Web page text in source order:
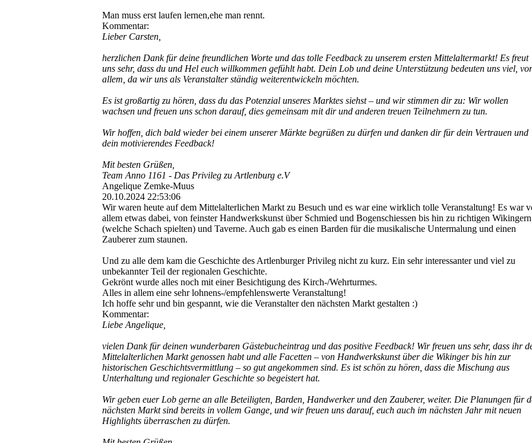
Man muss erst laufen lernen,ehe man rennt.
Kommentar:
Lieber Carsten,
herzlichen Dank für deine freundlichen Worte und das tolle Feedback zu unserem ersten Mittelaltermarkt! Es freut
uns sehr, dass du und Hel euch willkommen gefühlt habt. Dein Lob und deine Unterstützung bedeuten uns viel, vor
allem, da wir uns als Veranstalter ständig weiterentwickeln möchten.
Es ist großartig zu hören, dass du das Potenzial unseres Marktes siehst – und wir stimmen dir zu: Wir wollen
wachsen und freuen uns schon darauf, dies gemeinsam mit dir und anderen treuen Teilnehmern zu tun.
Wir hoffen, dich bald wieder bei einem unserer Märkte begrüßen zu dürfen und danken dir für dein Vertrauen und
dein motivierendes Feedback!
Mit besten Grüßen,
Team Anno 1161 - Das Privileg zu Artlenburg e.V
Angelique Zemke-Muus
20.10.2024 22:53:06
Wir waren heute auf dem Mittelalterlichen Markt zu Besuch und es war eine wirklich tolle Veranstaltung! Es war
allem etwas dabei, von feinster Handwerkskunst über Schmied und Bogenschiessen bis hin zu richtigen Wikingern
(welche Schach spielten) und Taverne. Auch gab es einen Barden für die musikalische Untermalung und einen
Zauberer zum staunen.
Und zu alle dem kam die Geschichte des Artlenburger Privileg nicht zu kurz. Ein sehr interessanter und viel zu
unbekannter Teil der regionalen Geschichte.
Gekrönt wurde alles noch mit einer Besichtigung des Kirch-/Wehrturmes.
Alles in allem eine sehr lohnens-­/empfehlenswerte Veranstaltung!
Ich hoffe sehr und bin gespannt, wie die Veranstalter den nächsten Markt gestalten :)
Kommentar:
Liebe Angelique,
vielen Dank für deinen wunderbaren Gästebucheintrag und das positive Feedback! Wir freuen uns sehr, dass ihr
Mittelalterlichen Markt genossen habt und alle Facetten – von Handwerkskunst über die Wikinger bis hin zur
historischen Geschichtsvermittlung – so gut angekommen sind. Es ist schön zu hören, dass die Mischung aus
Unterhaltung und regionaler Geschichte so begeistert hat.
Wir geben euer Lob gerne an alle Beteiligten, Barden, Handwerker und den Zauberer, weiter. Die Planungen für
nächsten Markt sind bereits in vollem Gange, und wir freuen uns darauf, euch auch im nächsten Jahr mit neuen
Highlights überraschen zu dürfen.